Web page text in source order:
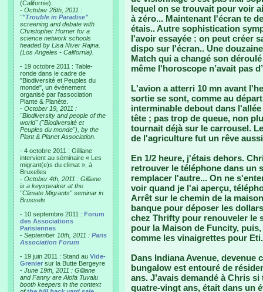
(Californie).
- October 28th, 2011 :
""Trouble in Paradise"
screening and debate with
Christopher Horner for a
science network schools
headed by Lisa Niver Rajna.
(Los Angeles - California).
- 19 octobre 2011 : Table-
ronde dans le cadre de
"Biodiversité et Peuples du
monde", un événement
organisé par l'association
Plante & Planète.
- October 19, 2011 :
"Biodiversity and people of the
world" ("Biodiversité et
Peuples du monde"), by the
Plant & Planet Association.
- 4 octobre 2011 : Gilliane
intervient au séminaire « Les
migrant(e)s du climat », à
Bruxelles
- October 4th, 2011 : Gilliane
is a keyspeaker at the
"Climate Migrants" seminar in
Brussels
- 10 septembre 2011 : Forum
des Associations
Parisiennes
- September 10th, 2011 : Paris
Association Forum
- 19 juin 2011 : Stand au Vide-
Grenier sur la Butte Bergeyre
- June 19th, 2011 : Gilliane
and Fanny are Alofa Tuvalu
booth keepers in the context
lequel on se trouvait pour voir
à zéro... Maintenant l'écran te
étais.. Autre sophistication
l'avoir essayée : on peut créer
dispo sur l'écran.. Une
Match qui a changé son
même l'horoscope n’avait pas
L'avion a atterri 10 mn avant
sortie se sont, comme au
interminable debout dans
tête ; pas trop de queue, non
tournait déjà sur le carrousel.
de l'agriculture fut un rêve
En 1/2 heure, j'étais dehors.
retrouver le téléphone dans un
remplacer l'autre... On ne
voir quand je l'ai aperçu,
Arrêt sur le chemin de la
banque pour déposer les
chez Thrifty pour renouveler le
pour la Maison de Funcity,
comme les vinaigrettes pour Eti.
Dans Indiana Avenue, devenue
bungalow est entouré de
ans. J’avais demandé à Chris
quatre-vingt ans, était dans un